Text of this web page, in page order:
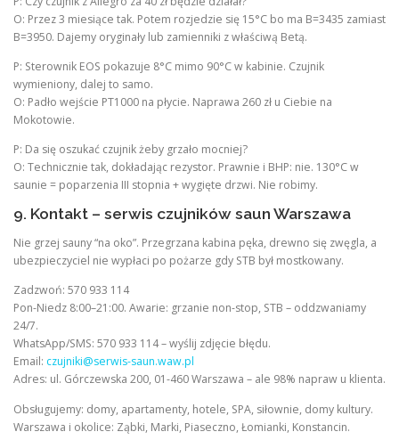
O: Przez 3 miesiące tak. Potem rozjedzie się 15°C bo ma B=3435 zamiast
B=3950. Dajemy oryginały lub zamienniki z właściwą Betą.
P: Sterownik EOS pokazuje 8°C mimo 90°C w kabinie. Czujnik
wymieniony, dalej to samo.
O: Padło wejście PT1000 na płycie. Naprawa 260 zł u Ciebie na
Mokotowie.
P: Da się oszukać czujnik żeby grzało mocniej?
O: Technicznie tak, dokładając rezystor. Prawnie i BHP: nie. 130°C w
saunie = poparzenia III stopnia + wygięte drzwi. Nie robimy.
9. Kontakt – serwis czujników saun Warszawa
Nie grzej sauny “na oko”. Przegrzana kabina pęka, drewno się zwęgla, a
ubezpieczyciel nie wypłaci po pożarze gdy STB był mostkowany.
Zadzwoń: 570 933 114
Pon-Niedz 8:00–21:00. Awarie: grzanie non-stop, STB – oddzwaniamy
24/7.
WhatsApp/SMS: 570 933 114 – wyślij zdjęcie błędu.
Email: czujniki@serwis-saun.waw.pl
Adres: ul. Górczewska 200, 01-460 Warszawa – ale 98% napraw u klienta.
Obsługujemy: domy, apartamenty, hotele, SPA, siłownie, domy kultury.
Warszawa i okolice: Ząbki, Marki, Piaseczno, Łomianki, Konstancin.